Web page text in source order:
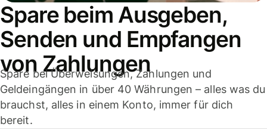
Spare beim Ausgeben,
Senden und Empfangen
von Zahlungen
Spare bei Überweisungen, Zahlungen und
Geldeingängen in über 40 Währungen – alles was du
brauchst, alles in einem Konto, immer für dich
bereit.